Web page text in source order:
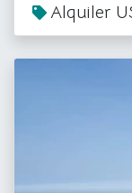
Alquiler